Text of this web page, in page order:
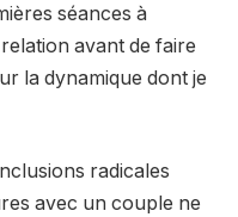
séances à
avant de faire
la dynamique dont je
radicales
avec un couple ne